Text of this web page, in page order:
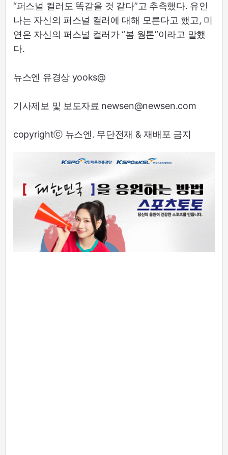
“퍼스널 컬러도 똑같을 것 같다”고 추측했다. 유인
나는 자신의 퍼스널 컬러에 대해 모른다고 했고, 미
연은 자신의 퍼스널 컬러가 “봄 웜톤”이라고 말했
다.
뉴스엔 유경상 yooks@
기사제보 및 보도자료 newsen@newsen.com
copyrightⓒ 뉴스엔. 무단전재 & 재배포 금지